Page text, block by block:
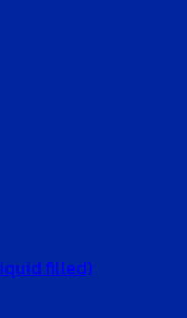
filled)